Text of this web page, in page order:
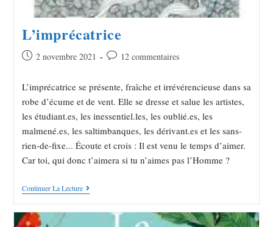
L’imprécatrice
2 novembre 2021 12 commentaires
L’imprécatrice se présente, fraîche et irrévérencieuse dans sa
robe d’écume et de vent. Elle se dresse et salue les artistes,
les étudiant.es, les inessentiel.les, les oublié.es, les
malmené.es, les saltimbanques, les dérivant.es et les sans-
rien-de-fixe... Écoute et crois : Il est venu le temps d’aimer.
Car toi, qui donc t’aimera si tu n’aimes pas l’Homme ?
Continuer La Lecture